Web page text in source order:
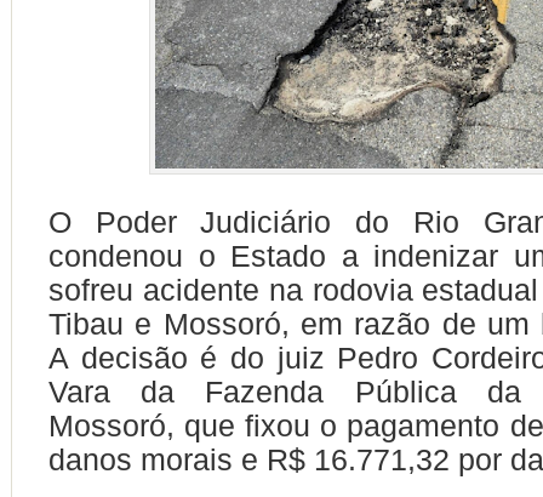
O Poder Judiciário do Rio
condenou o Estado a indenizar
sofreu acidente na rodovia
Tibau e Mossoró, em razão de um
A decisão é do juiz Pedro
Vara da Fazenda Pública da
Mossoró, que fixou o pagamento
danos morais e R$ 16.771,32 por